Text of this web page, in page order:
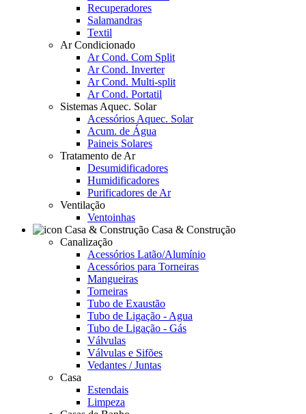
Recuperadores
Salamandras
Textil
Ar Condicionado
Ar Cond. Com Split
Ar Cond. Inverter
Ar Cond. Multi-split
Ar Cond. Portatil
Sistemas Aquec. Solar
Acessórios Aquec. Solar
Acum. de Água
Paineis Solares
Tratamento de Ar
Desumidificadores
Humidificadores
Purificadores de Ar
Ventilação
Ventoinhas
Casa & Construção
Canalização
Acessórios Latão/Alumínio
Acessórios para Torneiras
Mangueiras
Torneiras
Tubo de Exaustão
Tubo de Ligação - Agua
Tubo de Ligação - Gás
Válvulas
Válvulas e Sifões
Vedantes / Juntas
Casa
Estendais
Limpeza